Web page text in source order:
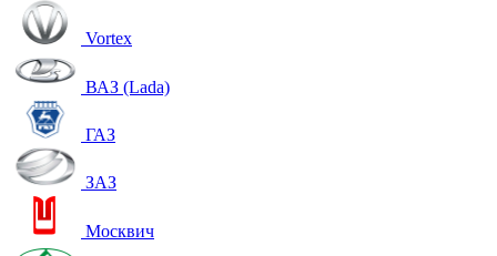
Vortex
ВАЗ (Lada)
ГАЗ
ЗАЗ
Москвич